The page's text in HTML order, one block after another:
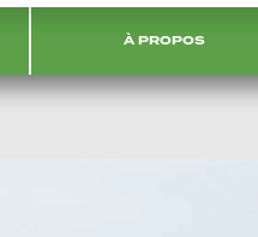
À PROPOS